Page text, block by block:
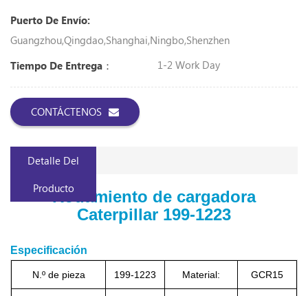
Puerto De Envío:
Guangzhou,Qingdao,Shanghai,Ningbo,Shenzhen
Tiempo De Entrega：
1-2 Work Day
CONTÁCTENOS
Detalle Del
ProductoRodamiento de cargadora
Caterpillar 199-1223
Especificación
N.º de pieza 199-1223 Material: GCR15